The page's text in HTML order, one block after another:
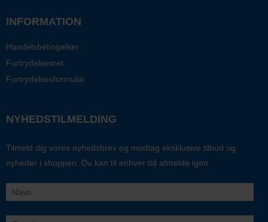
INFORMATION
Handelsbetingelser
Fortrydelsesret
Fortrydelsesformular
NYHEDSTILMELDING
Tilmeld dig vores nyhedsbrev og modtag eksklusive tilbud og
nyheder i shoppen. Du kan til enhver tid afmelde igen.